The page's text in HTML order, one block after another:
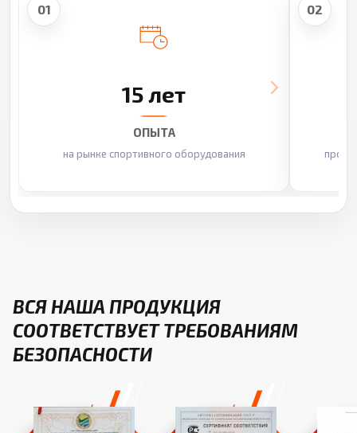
01
15 лет
ОПЫТА
на рынке спортивного оборудования
02
ВСЯ НАША ПРОДУКЦИЯ
СООТВЕТСТВУЕТ ТРЕБОВАНИЯМ
БЕЗОПАСНОСТИ